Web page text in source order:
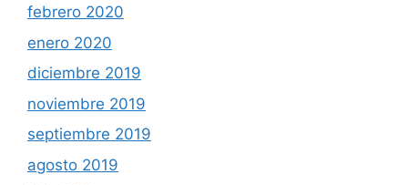
febrero 2020
enero 2020
diciembre 2019
noviembre 2019
septiembre 2019
agosto 2019